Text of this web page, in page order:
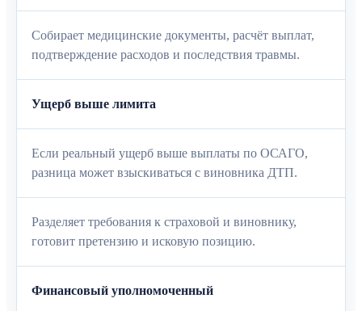
Собирает медицинские документы, расчёт выплат,
подтверждение расходов и последствия травмы.
Ущерб выше лимита
Если реальный ущерб выше выплаты по ОСАГО,
разница может взыскиваться с виновника ДТП.
Разделяет требования к страховой и виновнику,
готовит претензию и исковую позицию.
Финансовый уполномоченный